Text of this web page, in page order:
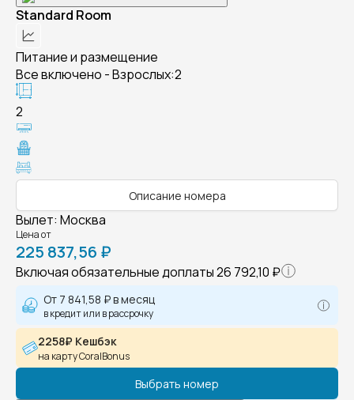
Standard Room
Питание и размещение
Все включено - Взрослых:2
2
Описание номера
Вылет: Москва
Цена от
225 837,56 ₽
Включая обязательные доплаты26 792,10 ₽
От 7 841,58 ₽в месяц
в кредит или в рассрочку
2258₽ Кешбэк
на карту CoralBonus
Выбрать номер